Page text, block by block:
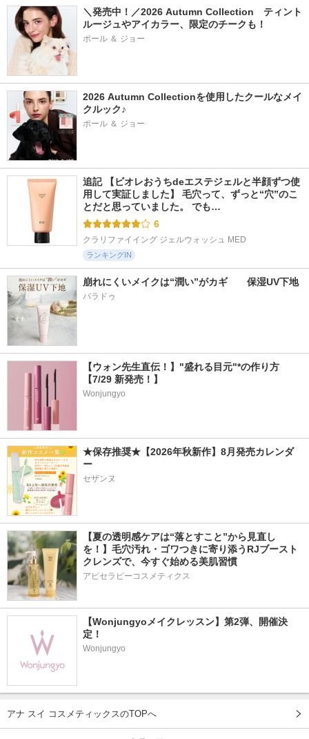
＼発売中！／2026 Autumn Collection　ティント
ルージュやアイカラー、限定のチークも！
ポール ＆ ジョー
2026 Autumn Collectionを使用したクールなメイ
クルック♪
ポール ＆ ジョー
追記 【ビオレおうちdeエステジェルと半顔ずつ使
用して実証しました】 毛穴って、ずっと“穴”のこ
とだと思っていました。 でも…
6
クラリファイイング ジェルウォッシュ MED
ランキングIN
崩れにくいメイクは“潤い”がカギ　　保湿UV下地
パラドゥ
【ウォン先生直伝！】"盛れる目元"*の作り方
【7/29 新発売！】
Wonjungyo
★保存推奨★【2026年秋新作】8月発売カレンダ
ー
セザンヌ
【夏の透明感ケアは“落とすこと”から見直し
を！】毛穴汚れ・ゴワつきに寄り添うRJブースト
クレンズで、今すぐ始める美肌習慣
アピセラピーコスメティクス
【Wonjungyoメイクレッスン】第2弾、開催決
定！
Wonjungyo
アナ スイ コスメティックスのTOPへ